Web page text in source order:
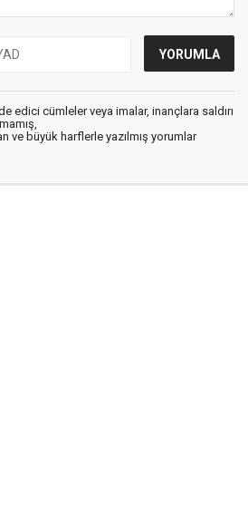
edici cümleler veya imalar, inançlara saldırı
ve büyük harflerle yazılmış yorumlar